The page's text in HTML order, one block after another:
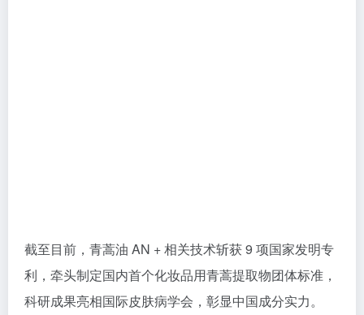
截至目前，青蒿油 AN + 相关技术斩获 9 项国家发明专
利，牵头制定国内首个化妆品用青蒿提取物团体标准，
科研成果亮相国际皮肤病学会，彰显中国成分实力。